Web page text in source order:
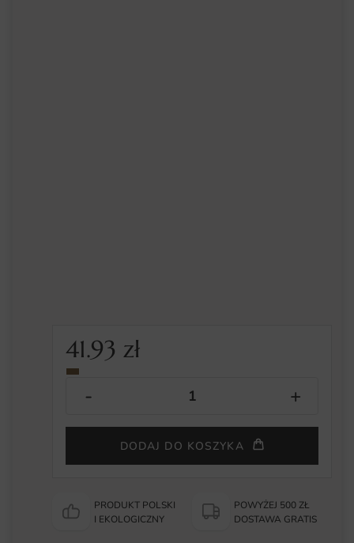
41.93zł
DODAJ DO KOSZYKA
PRODUKT POLSKI
I EKOLOGICZNY
POWYŻEJ 500 ZŁ
DOSTAWA GRATIS